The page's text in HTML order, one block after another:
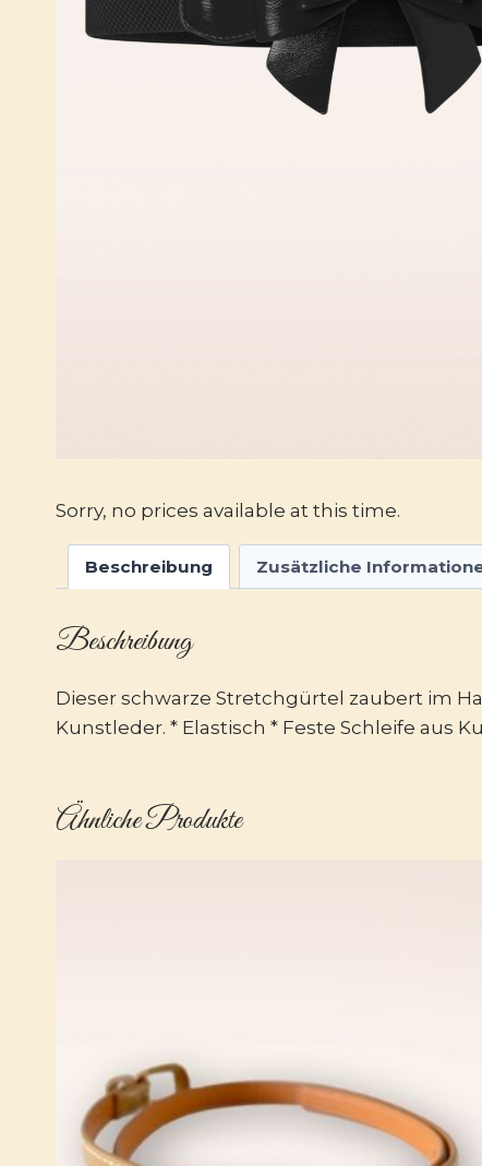
Sorry, no prices available at this time.
Beschreibung Zusätzliche
Beschreibung
Dieser schwarze Stretchgürtel zaubert im
Kunstleder. * Elastisch * Feste Schleife aus
Ähnliche Produkte